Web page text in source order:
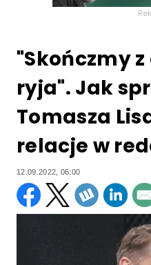
"Skończmy
ryja". Jak
Tomasza
relacje w
12.09.2022, 06:00